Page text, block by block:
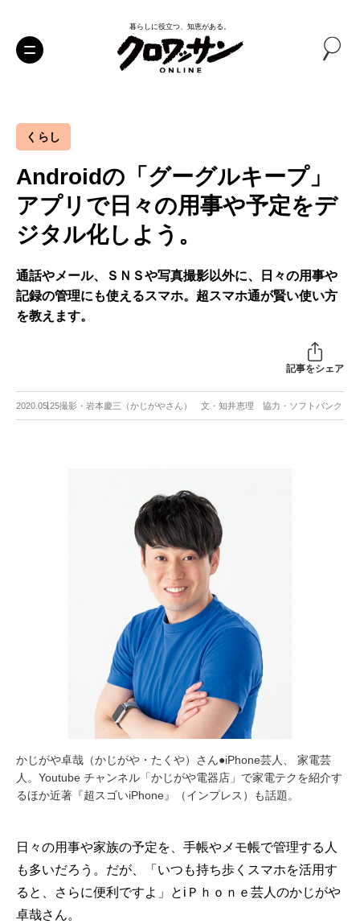
暮らしに役立つ、知恵がある。
くらし
Androidの「グーグルキープ」
アプリで日々の用事や予定をデ
ジタル化しよう。
通話やメール、ＳＮＳや写真撮影以外に、日々の用事や
記録の管理にも使えるスマホ。超スマホ通が賢い使い方
を教えます。
記事をシェア
2020.05.25撮影・岩本慶三（かじがやさん） 文・知井恵理 協力・ソフトバンク
かじがや卓哉（かじがや・たくや）さん●iPhone芸人、 家電芸
人。Youtube チャンネル「かじがや電器店」で家電テクを紹介す
るほか近著『超スゴいiPhone』（インプレス）も話題。
日々の用事や家族の予定を、手帳やメモ帳で管理する人
も多いだろう。だが、「いつも持ち歩くスマホを活用す
ると、さらに便利ですよ」とiＰｈｏｎｅ芸人のかじがや
卓哉さん。